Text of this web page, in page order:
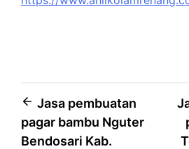
Post
navigation
Jasa pembuatan
pagar bambu Nguter
Bendosari Kab.